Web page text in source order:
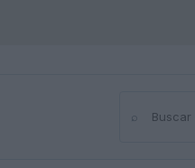
⌕Buscar